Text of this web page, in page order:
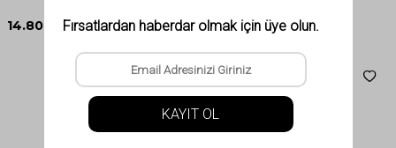
14.800,00TL 17.500,00TL